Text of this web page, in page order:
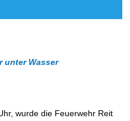
unter Wasser
wurde die Feuerwehr Reit